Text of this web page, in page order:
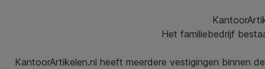
Het familiebedrijf
KantoorArtikelen.nl heeft meerdere vestigingen binnen